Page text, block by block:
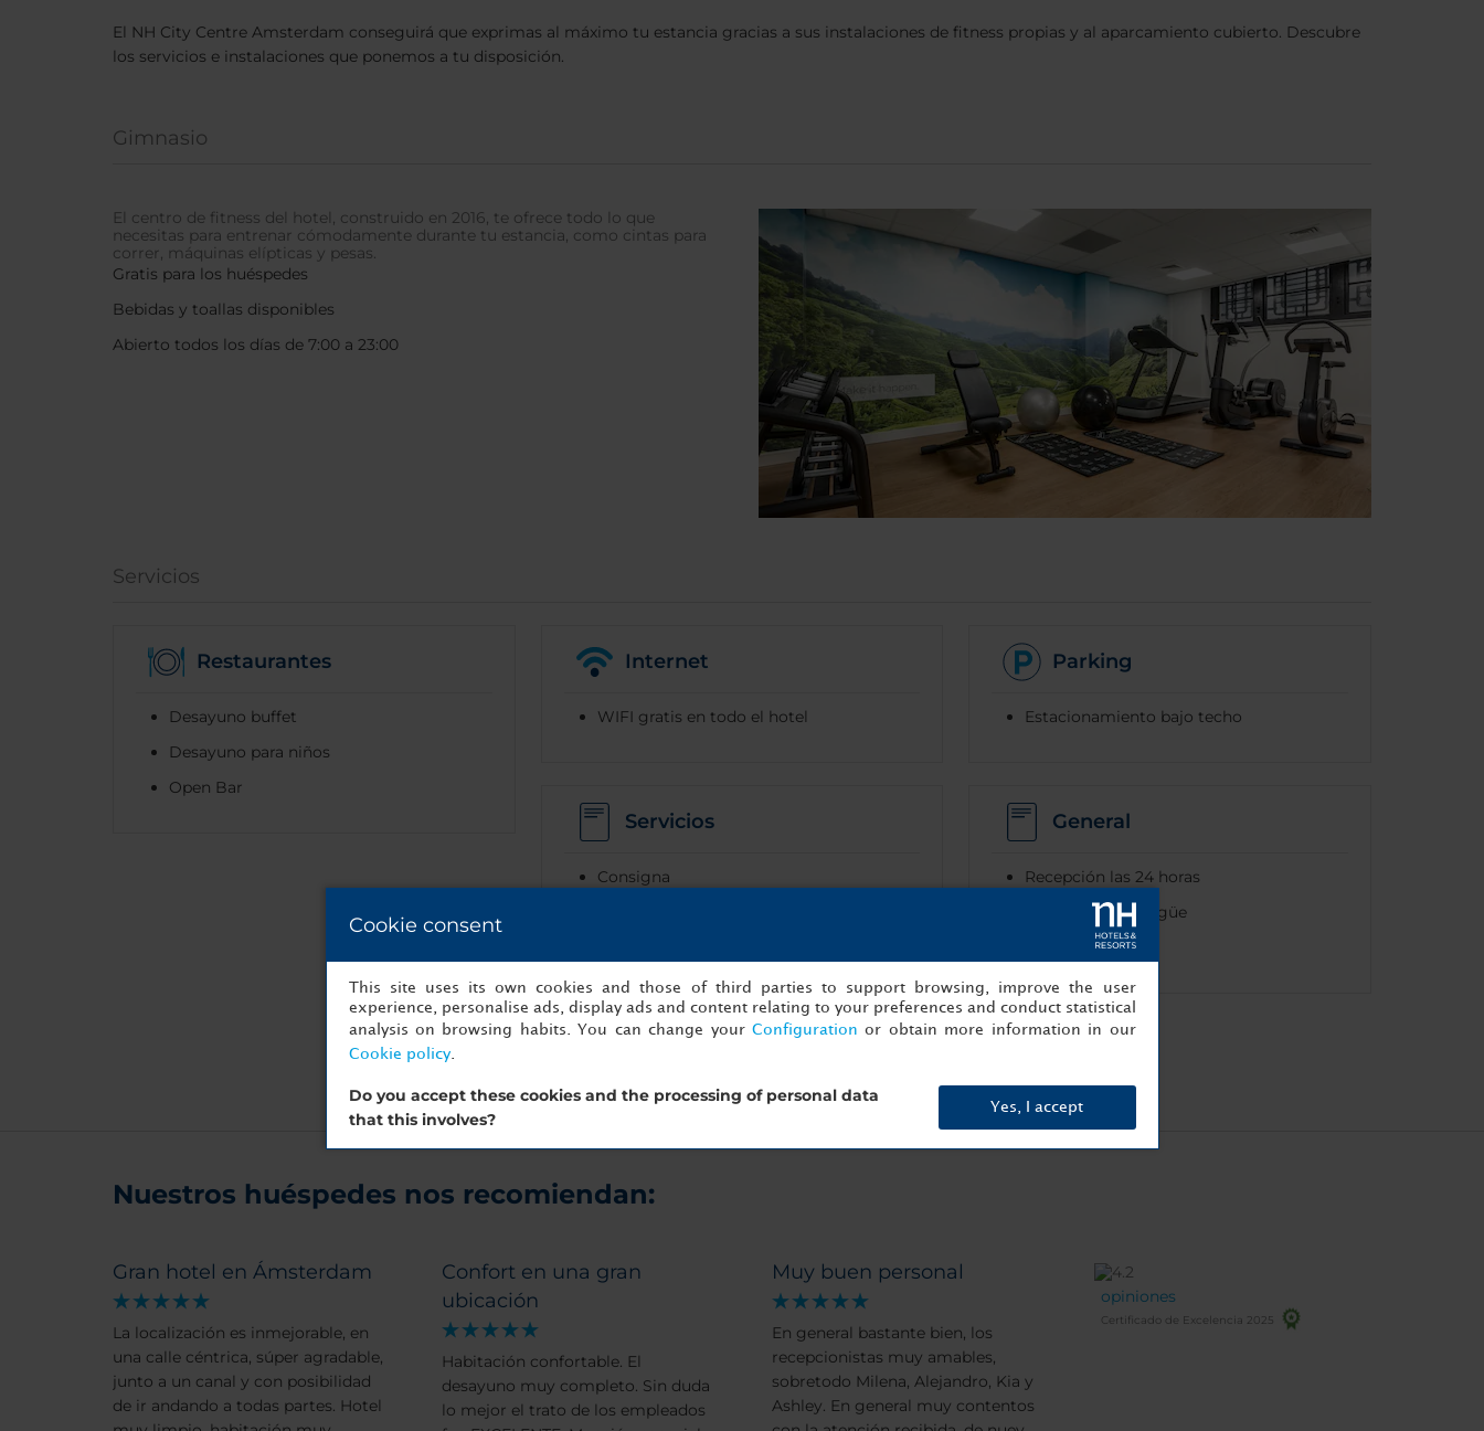
El NH City Centre Amsterdam conseguirá que exprimas al máximo tu estancia gracias a sus instalaciones de fitness propias y al aparcamiento cubierto. Descubre
los servicios e instalaciones que ponemos a tu disposición.
Gimnasio
El centro de fitness del hotel, construido en 2016, te ofrece todo lo que
necesitas para entrenar cómodamente durante tu estancia, como cintas para
correr, máquinas elípticas y pesas.
Gratis para los huéspedes
Bebidas y toallas disponibles
Abierto todos los días de 7:00 a 23:00
Servicios
Restaurantes
Desayuno buffet
Desayuno para niños
Open Bar
Internet
WIFI gratis en todo el hotel
Parking
Estacionamiento bajo techo
Servicios
Consigna
Servicio de lavandería
Servicio de despertador
General
Recepción las 24 horas
Personal multilingüe
Caja fuerte
Nuestros huéspedes nos recomiendan:
Gran hotel en Ámsterdam
La localización es inmejorable, en
una calle céntrica, súper agradable,
junto a un canal y con posibilidad
de ir andando a todas partes. Hotel
Confort en una gran
ubicación
Habitación confortable. El
desayuno muy completo. Sin duda
lo mejor el trato de los empleados
Muy buen personal
En general bastante bien, los
recepcionistas muy amables,
sobretodo Milena, Alejandro, Kia y
Ashley. En general muy contentos
opiniones
Certificado de Excelencia 2025
Cookie consent
This site uses its own cookies and those of third parties to support browsing, improve the user
experience, personalise ads, display ads and content relating to your preferences and conduct statistical
analysis on browsing habits. You can change your Configuration or obtain more information in our
Cookie policy.
Do you accept these cookies and the processing of personal data
that this involves?
Yes, I accept